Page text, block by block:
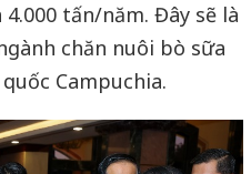
tấn/năm. Đây sẽ là
chăn nuôi bò sữa
Campuchia.